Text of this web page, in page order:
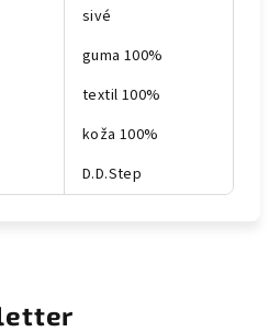
sivé
guma 100%
textil 100%
koža 100%
D.D.Step